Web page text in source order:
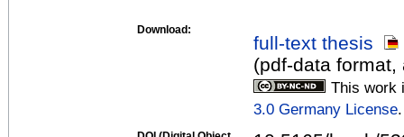
Download:
full-text thesis
(pdf-data
This work
3.0 Germany License.